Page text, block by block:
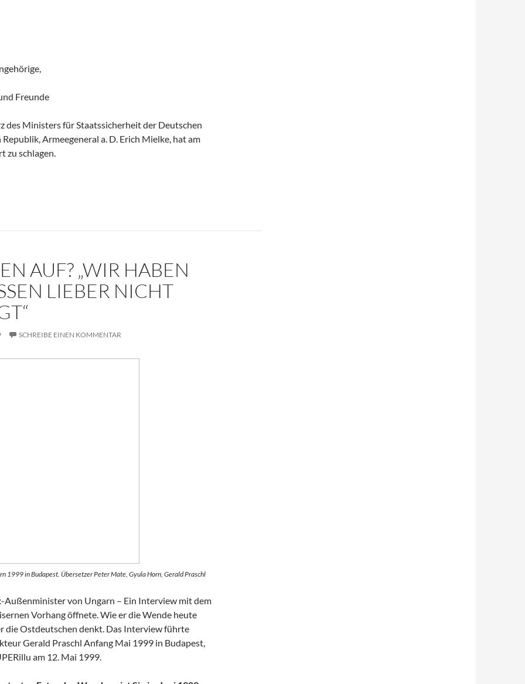
Freunde
des Ministers für Staatssicherheit der Deutschen
Armeegeneral a. D. Erich Mielke, hat am
zu schlagen.
Die Trauerrede für Erich Mielke (1907-2000)
AUF? „WIR HABEN
LIEBER NICHT
SCHREIBE EINEN KOMMENTAR
1999 in Budapest. Übersetzer Peter Mate, Gyula Horn, Gerald Praschl
Außenminister von Ungarn – Ein Interview mit dem
Vorhang öffnete. Wie er die Wende heute
die Ostdeutschen denkt. Das Interview führte
Gerald Praschl Anfang Mai 1999 in Budapest,
am 12. Mai 1999.